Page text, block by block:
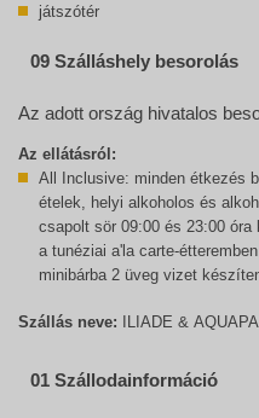
játszótér
09 Szálláshely besorolás
Az adott ország hivatalos
Az ellátásról:
All Inclusive: minden étkezés
ételek, helyi alkoholos és
csapolt sör 09:00 és 23:00
a tunéziai a'la carte-
minibárba 2 üveg vizet
Szállás neve: ILIADE &
01 Szállodainformáció